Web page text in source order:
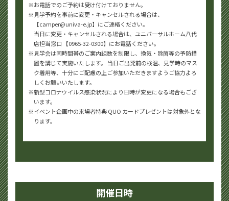
お電話でのご予約は受け付けておりません。
見学予約を事前に変更・キャンセルされる場合は、
【camper@univa-e.jp】にご連絡ください。
当日に変更・キャンセルされる場合は、ユニバーサルホーム八代
店担当窓口 【0965-32-0300】にお電話ください。
見学会は同時間帯のご案内組数を制限し、換気・除菌等の予防措
置を講じて実施いたします。
当日ご出発前の検温、見学時のマス
ク着用等、十分にご配慮の上ご参加いただきますようご協力よろ
しくお願いいたします。
新型コロナウイルス感染状況により日時が変更になる場合もござ
います。
イベント企画中の来場者特典 QUO カードプレゼントは対象外とな
ります。
開催日時